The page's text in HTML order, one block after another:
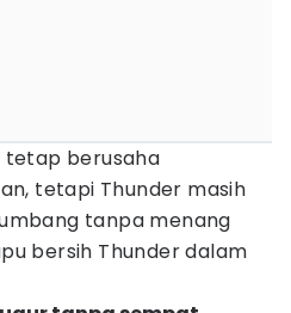
tetap berusaha
tetapi Thunder masih
tanpa menang
bersih Thunder dalam